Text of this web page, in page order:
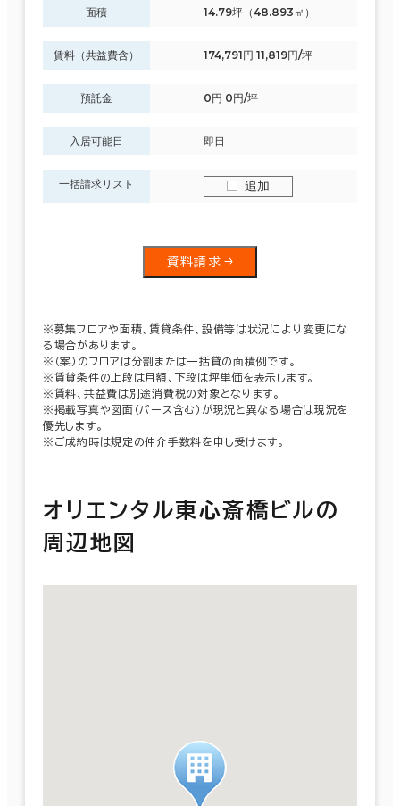
面積 14.79坪（48.893㎡）
賃料（共益費含） 174,791円 11,819円/坪
預託金 0円 0円/坪
入居可能日 即日
一括請求リスト 追加
資料請求
※募集フロアや面積、賃貸条件、設備等は状況により変更にな
る場合があります。
※（案）のフロアは分割または一括貸の面積例です。
※賃貸条件の上段は月額、下段は坪単価を表示します。
※賃料、共益費は別途消費税の対象となります。
※掲載写真や図面（パース含む）が現況と異なる場合は現況を
優先します。
※ご成約時は規定の仲介手数料を申し受けます。
オリエンタル東心斎橋ビルの
周辺地図